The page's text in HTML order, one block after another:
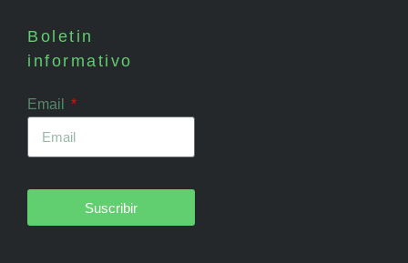
Boletin
informativo
Email
Suscribir